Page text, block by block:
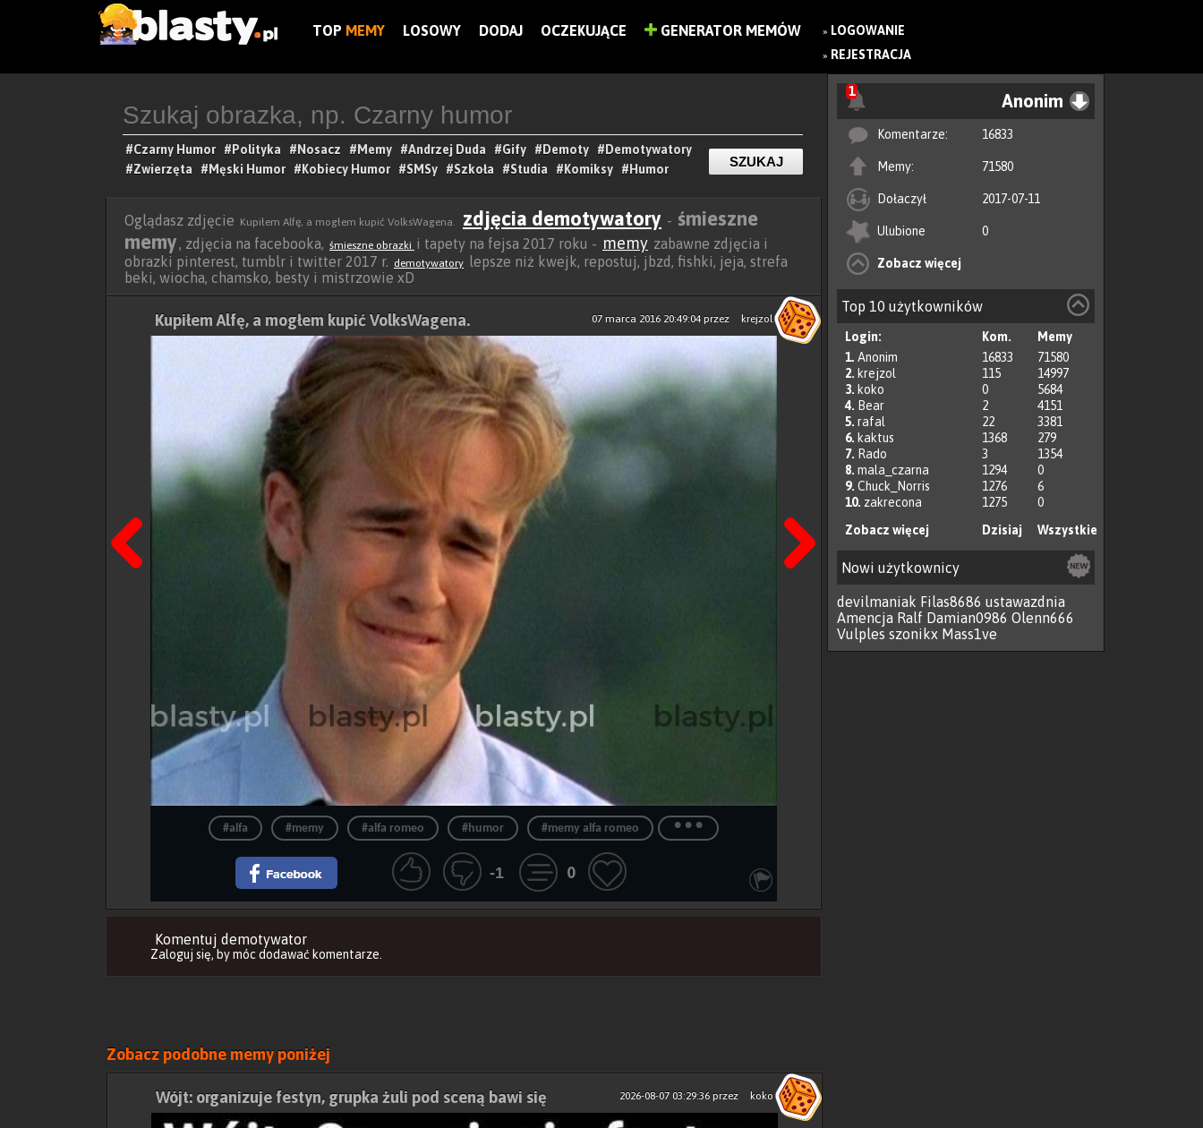
TOP MEMY LOSOWY DODAJ OCZEKUJĄCE GENERATOR MEMÓW » LOGOWANIE
» REJESTRACJA
1 Anonim
Komentarze: 16833
Memy: 71580
Dołaczył 2017-07-11
Ulubione 0
Zobacz więcej
Top 10 użytkowników
Login: Kom.
Memy
1. Anonim 16833
71580
2. krejzol 115
14997
3. koko 0
5684
4. Bear 2
4151
5. rafal 22
3381
6. kaktus 1368
279
7. Rado 3
1354
8. mala_czarna 1294
0
9. Chuck_Norris 1276
6
10. zakrecona 1275
0
Zobacz więcej
Dzisiaj Wszystkie
Nowi użytkownicy
devilmaniak Filas8686 ustawazdnia
Amencja Ralf Damian0986 Olenn666
Vulples szonikx Mass1ve
#Czarny Humor #Polityka #Nosacz #Memy #Andrzej Duda #Gify #Demoty
#Demotywatory
#Zwierzęta
#Męski Humor #Kobiecy Humor #SMSy #Szkoła #Studia #Komiksy #Humor
Oglądasz zdjęcie Kupiłem Alfę, a mogłem kupić VolksWagena. zdjęcia demotywatory - śmieszne
memy, zdjęcia na facebooka, śmieszne obrazki i tapety na fejsa 2017 roku - memy zabawne zdjęcia i
obrazki pinterest, tumblr i twitter 2017 r. demotywatory
lepsze niż kwejk, repostuj, jbzd, fishki, jeja, strefa
beki, wiocha, chamsko, besty i mistrzowie xD
07 marca 2016 20:49:04przez krejzol
Kupiłem Alfę, a mogłem kupić VolksWagena.
Poprzedni Następna
#alfa #memy #alfa romeo #humor #memy alfa romeo ...
-1 0
Komentuj demotywator
Zaloguj się, by móc dodawać komentarze.
Zobacz podobne memy poniżej
2026-08-07 03:29:36przez koko
Wójt: organizuje festyn, grupka żuli pod sceną bawi się